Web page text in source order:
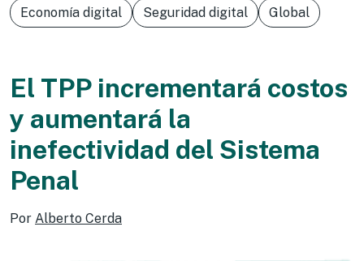
Economía digital Seguridad digital Global
El TPP incrementará costos
y aumentará la
inefectividad del Sistema
Penal
Por Alberto Cerda